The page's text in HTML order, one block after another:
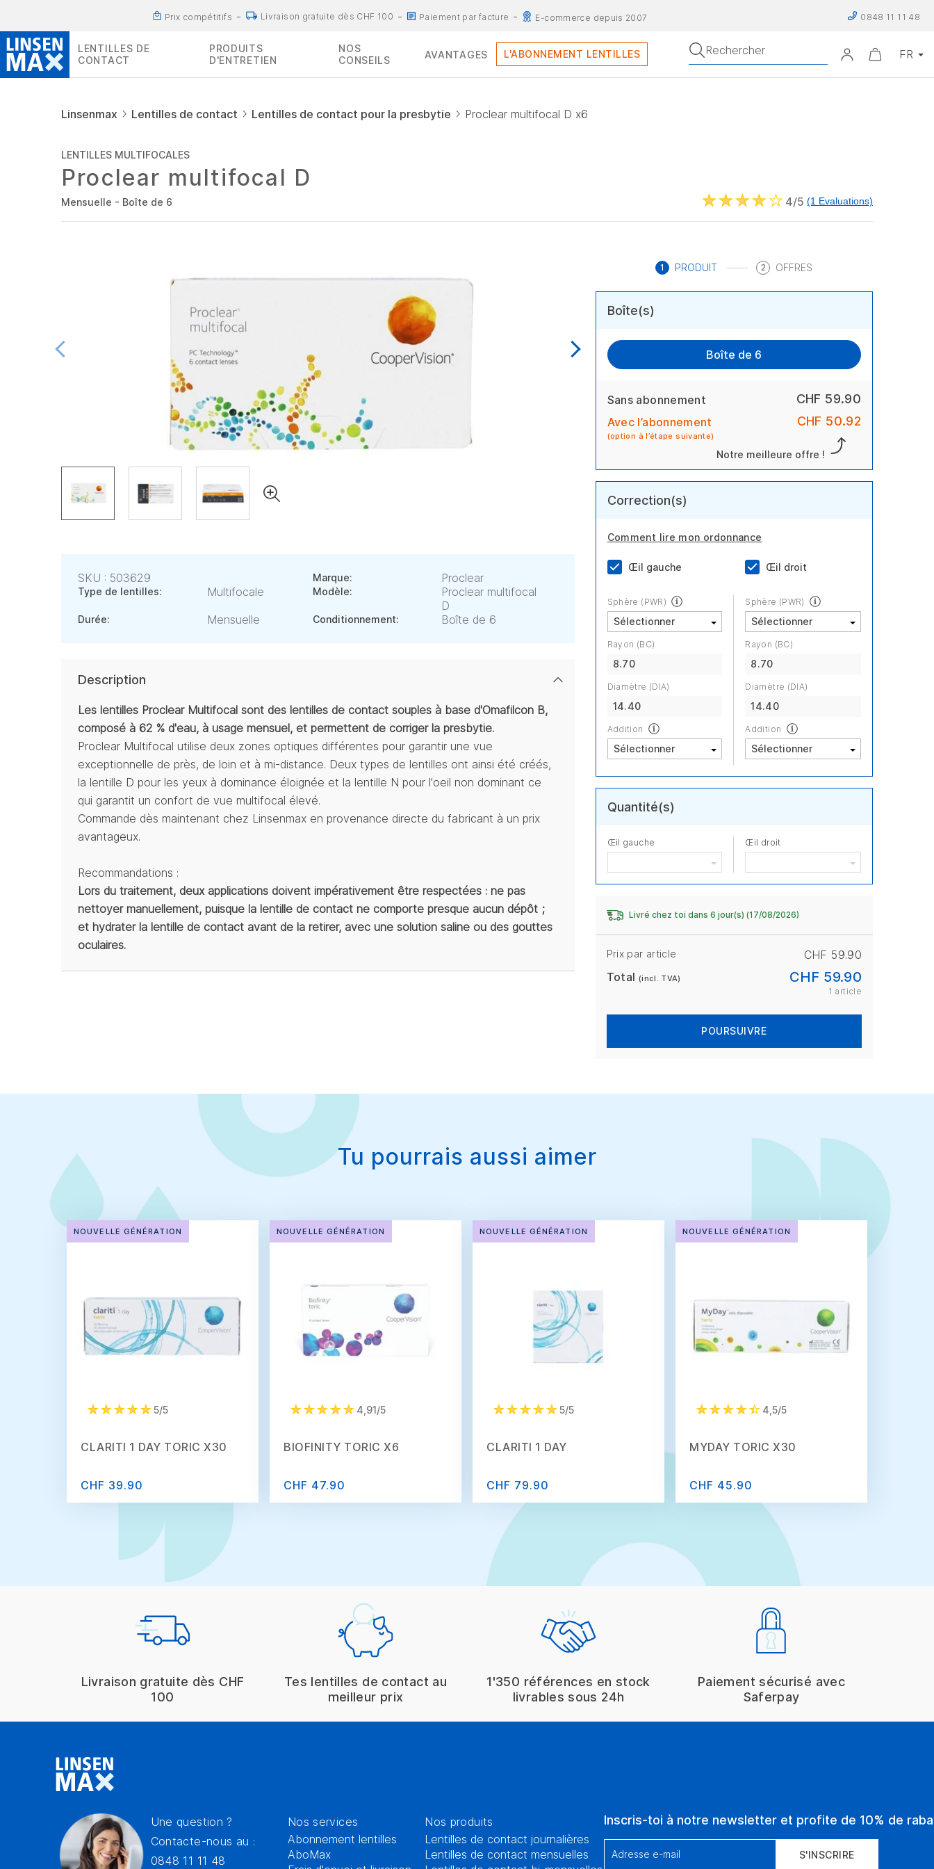
Prix compétitifs Livraison gratuite dès CHF 100 Paiement par facture E-commerce depuis 2007 0848 11 11 48
LENTILLES DE
CONTACT
PRODUITS
D'ENTRETIEN
NOS
CONSEILS
AVANTAGES L'ABONNEMENT LENTILLES Rechercher
Linsenmax Lentilles de contact Lentilles de contact pour la presbytie Proclear multifocal D x6
LENTILLES MULTIFOCALES
Proclear multifocal D
Mensuelle - Boîte de 6 4/5 (1 Evaluations)
1 PRODUIT 2 OFFRES
Boîte(s)
Boîte de 6
Sans abonnement CHF 59.90
Avec l’abonnement
(option à l’étape suivante)
CHF 50.92
Notre meilleure offre !
Correction(s)
Comment lire mon ordonnance
Œil gauche Œil droit
Sphère (PWR)
Rayon (BC)
8.70
Diamètre (DIA)
14.40
Addition
Sphère (PWR)
Rayon (BC)
8.70
Diamètre (DIA)
14.40
Addition
Quantité(s)
Œil gauche Œil droit
Livré chez toi dans 6 jour(s) (17/08/2026)
Prix par article
CHF 59.90
Total (incl. TVA) CHF 59.90
1 article
POURSUIVRE
SKU : 503629 Marque: Proclear
Type de lentilles: Multifocale Modèle:
Proclear multifocal
D
Durée: Mensuelle Conditionnement: Boîte de 6
Description
Les lentilles Proclear Multifocal sont des lentilles de contact souples à base d'Omafilcon B,
composé à 62 % d'eau, à usage mensuel, et permettent de corriger la presbytie.
Proclear Multifocal utilise deux zones optiques différentes pour garantir une vue
exceptionnelle de près, de loin et à mi-distance. Deux types de lentilles ont ainsi été créés,
la lentille D pour les yeux à dominance éloignée et la lentille N pour l'oeil non dominant ce
qui garantit un confort de vue multifocal élevé.
Commande dès maintenant chez Linsenmax en provenance directe du fabricant à un prix
avantageux.
Recommandations :
Lors du traitement, deux applications doivent impérativement être respectées : ne pas
nettoyer manuellement, puisque la lentille de contact ne comporte presque aucun dépôt ;
et hydrater la lentille de contact avant de la retirer, avec une solution saline ou des gouttes
oculaires.
Tu pourrais aussi aimer
NOUVELLE GÉNÉRATION
5/5
CLARITI 1 DAY TORIC X30
CHF 39.90
NOUVELLE GÉNÉRATION
4,91/5
BIOFINITY TORIC X6
CHF 47.90
NOUVELLE GÉNÉRATION
5/5
CLARITI 1 DAY
CHF 79.90
NOUVELLE GÉNÉRATION
4,5/5
MYDAY TORIC X30
CHF 45.90
Livraison gratuite dès CHF
100
Tes lentilles de contact au
meilleur prix
1'350 références en stock
livrables sous 24h
Paiement sécurisé avec
Saferpay
Une question ?
Contacte-nous au :
0848 11 11 48
Nos services
Abonnement lentilles
AboMax
Nos produits
Lentilles de contact journalières
Lentilles de contact mensuelles
Inscris-toi à notre newsletter et profite de 10% de
Adresse e-mail S'INSCRIRE